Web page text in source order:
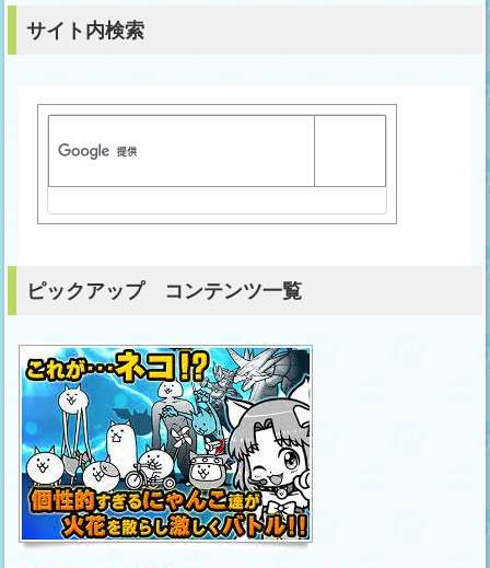
サイト内検索
ピックアップ コンテンツ一覧